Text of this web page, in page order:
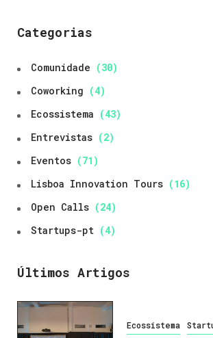
Categorias
Comunidade (30)
Coworking (4)
Ecossistema (43)
Entrevistas (2)
Eventos (71)
Lisboa Innovation Tours (16)
Open Calls (24)
Startups-pt (4)
Últimos Artigos
Ecossistema